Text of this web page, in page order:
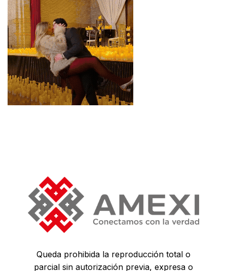
Queda prohibida la reproducción total o
parcial sin autorización previa, expresa o